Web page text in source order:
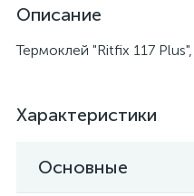
Описание
Термоклей "Ritfix 117
Характеристики
Основные